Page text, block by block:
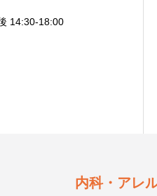
14:30-18:00
内科・アレ